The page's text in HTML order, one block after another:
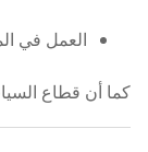
العمل في
كما أن قطاع